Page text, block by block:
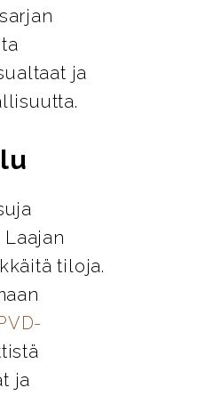
ja
tiloja.
ja